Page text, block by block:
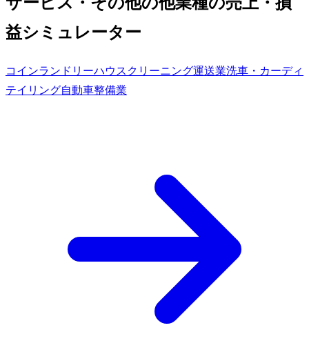
益シミュレーター
コインランドリーハウスクリーニング運送業洗車・カーディ
テイリング自動車整備業